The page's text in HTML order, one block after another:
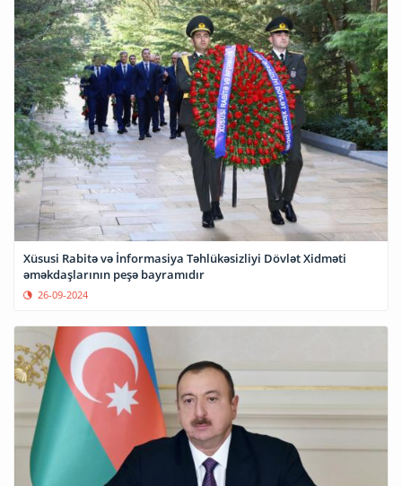
Xüsusi Rabitə və İnformasiya Təhlükəsizliyi Dövlət Xidməti
əməkdaşlarının peşə bayramıdır
26-09-2024